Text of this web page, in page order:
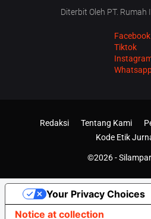
Diterbit Oleh PT.
Facebook
Tiktok
©2026 -
Redaksi Tentang Kami
Kode Etik
Notice at collection
Your Privacy Choices